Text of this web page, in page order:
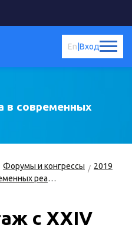
Вход
En
в современных
Форумы и конгрессы
2019
Лабораторная служба в современных реалиях
с XXIV